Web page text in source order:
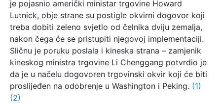
je pojasnio američki ministar trgovine Howard
Lutnick, obje strane su postigle okvirni dogovor koji
treba dobiti zeleno svjetlo od čelnika dviju zemalja,
nakon čega će se pristupiti njegovoj implementaciji.
Sličnu je poruku poslala i kineska strana – zamjenik
kineskog ministra trgovine Li Chenggang potvrdio je
da je u načelu dogovoren trgovinski okvir koji će biti
proslijeđen na odobrenje u Washington i Peking. (1)
(2)